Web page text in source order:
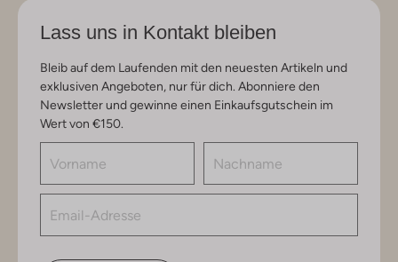
Lass uns in Kontakt bleiben
Bleib auf dem Laufenden mit den neuesten Artikeln und
exklusiven Angeboten, nur für dich. Abonniere den
Newsletter und gewinne einen Einkaufsgutschein im
Wert von €150.